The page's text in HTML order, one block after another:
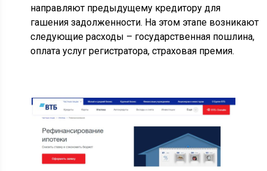
направляют предыдущему кредитору для
гашения задолженности. На этом этапе возникают
следующие расходы – государственная пошлина,
оплата услуг регистратора, страховая премия.